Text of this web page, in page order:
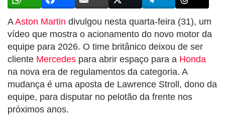
AAston Martin divulgou nesta quarta-feira (31), um
vídeo que mostra o acionamento do novo motor da
equipe para 2026. O time britânico deixou de ser
cliente Mercedes para abrir espaço para a Honda
na nova era de regulamentos da categoria. A
mudança é uma aposta de Lawrence Stroll, dono da
equipe, para disputar no pelotão da frente nos
próximos anos.